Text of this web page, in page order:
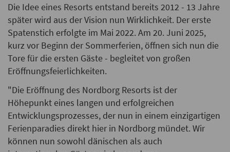
Die Idee eines Resorts entstand bereits 2012 - 13 Jahre
später wird aus der Vision nun Wirklichkeit. Der erste
Spatenstich erfolgte im Mai 2022. Am 20. Juni 2025,
kurz vor Beginn der Sommerferien, öffnen sich nun die
Tore für die ersten Gäste - begleitet von großen
Eröffnungsfeierlichkeiten.
"Die Eröffnung des Nordborg Resorts ist der
Höhepunkt eines langen und erfolgreichen
Entwicklungsprozesses, der nun in einem einzigartigen
Ferienparadies direkt hier in Nordborg mündet. Wir
können nun sowohl dänischen als auch